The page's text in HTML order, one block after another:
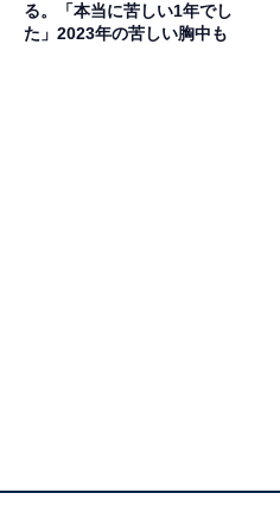
る。「本当に苦しい1年でし
た」2023年の苦しい胸中も